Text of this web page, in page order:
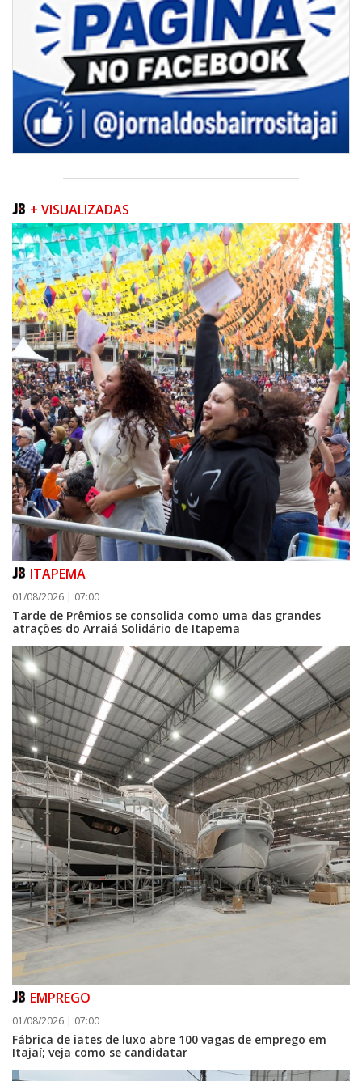
07/08/2026 | 07:00
Navegantes conquista nota A+ na Capag do Tesouro Nacional
ITAJAÍ
07/08/2026 | 07:00
FMEL convoca atletas para reunião preparatória do Parajasc
+ VISUALIZADAS
ITAPEMA
01/08/2026 | 07:00
Tarde de Prêmios se consolida como uma das grandes
atrações do Arraiá Solidário de Itapema
EMPREGO
01/08/2026 | 07:00
Fábrica de iates de luxo abre 100 vagas de emprego em
Itajaí; veja como se candidatar